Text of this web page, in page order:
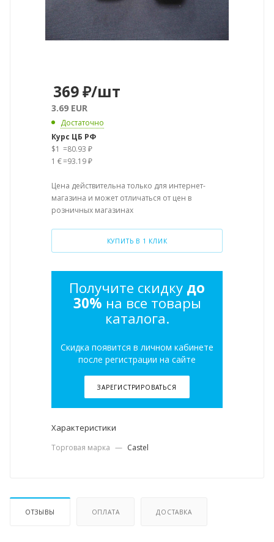
369₽/шт
3.69 EUR
Достаточно
Курс ЦБ РФ
$1 =80.93 ₽
1 €=93.19 ₽
Цена действительна только для интернет-
магазина и может отличаться от цен в
розничных магазинах
КУПИТЬ В 1 КЛИК
Получите скидку до
30% на все товары
каталога.
Скидка появится в личном кабинете
после регистрации на сайте
ЗАРЕГИСТРИРОВАТЬСЯ
Характеристики
Торговая марка — Castel
ОТЗЫВЫ ОПЛАТА ДОСТАВКА